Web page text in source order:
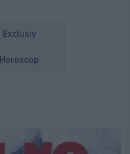
Exclusiv
Horoscop